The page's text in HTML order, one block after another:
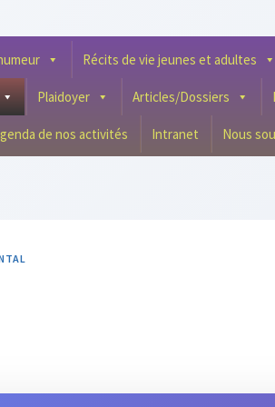
Récits de vie jeunes et adultes
Plaidoyer Articles/Dossiers
de nos activités Intranet Nous